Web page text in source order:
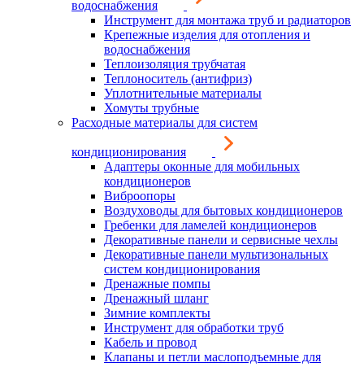
водоснабжения
Инструмент для монтажа труб и радиаторов
Крепежные изделия для отопления и
водоснабжения
Теплоизоляция трубчатая
Теплоноситель (антифриз)
Уплотнительные материалы
Хомуты трубные
Расходные материалы для систем
кондиционирования
Адаптеры оконные для мобильных
кондиционеров
Виброопоры
Воздуховоды для бытовых кондиционеров
Гребенки для ламелей кондиционеров
Декоративные панели и сервисные чехлы
Декоративные панели мультизональных
систем кондиционирования
Дренажные помпы
Дренажный шланг
Зимние комплекты
Инструмент для обработки труб
Кабель и провод
Клапаны и петли маслоподъемные для